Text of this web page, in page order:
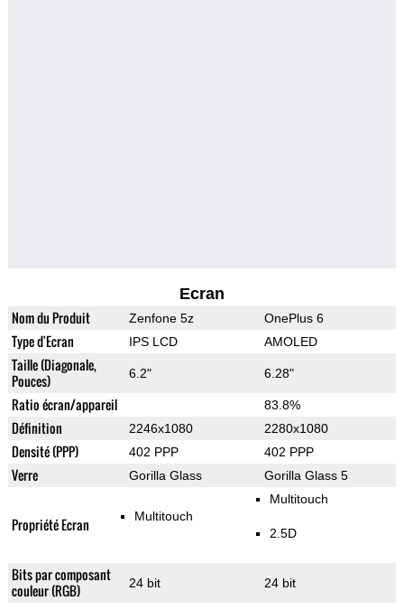
Ecran
Nom du Produit Zenfone 5z OnePlus 6
Type d'Ecran IPS LCD AMOLED
Taille (Diagonale,
Pouces)
6.2" 6.28"
Ratio écran/appareil 83.8%
Définition 2246x1080 2280x1080
Densité (PPP) 402 PPP 402 PPP
Verre Gorilla Glass Gorilla Glass 5
Propriété Ecran Multitouch
Multitouch
2.5D
Bits par composant
couleur (RGB)
24 bit 24 bit